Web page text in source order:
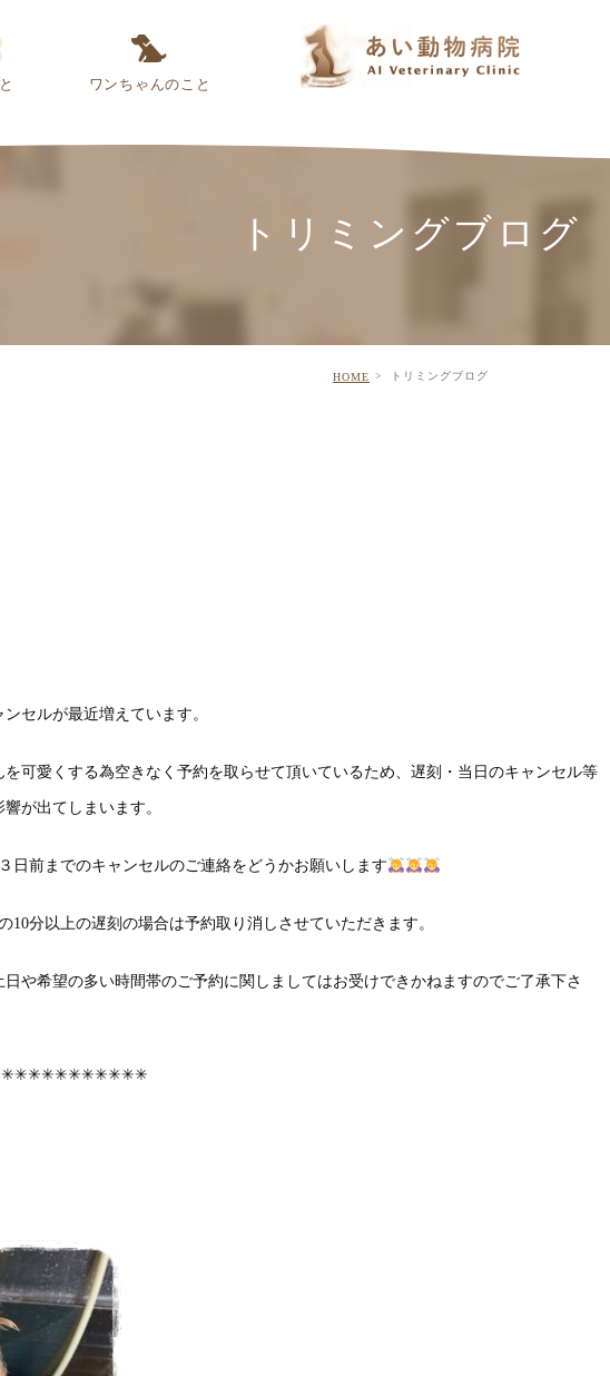
ワンちゃんのこと
トリミングブログ
HOME トリミングブログ
セルが最近増えています。
可愛くする為空きなく予約を取らせて頂いているため、遅刻・当日のキャンセル等
が出てしまいます。
日前までのキャンセルのご連絡をどうかお願いします
10分以上の遅刻の場合は予約取り消しさせていただきます。
や希望の多い時間帯のご予約に関しましてはお受けできかねますのでご了承下さ